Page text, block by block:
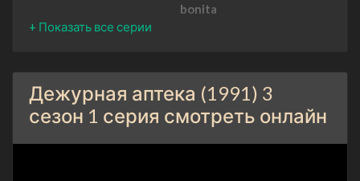
bonita
21 декабря 1995
6 сезон 10 серия
Cero negativo
7 декабря 1995
Дежурная аптека (1991) 3
сезон 1 серия смотреть онлайн